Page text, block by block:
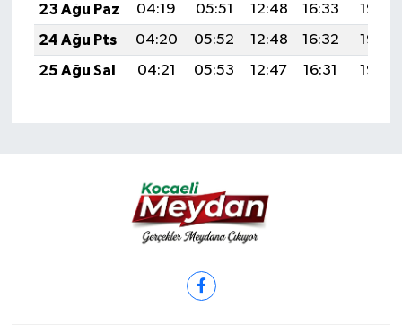
23 Ağu Paz
04:19 05:51 12:48 16:33
19:35
24 Ağu Pts
04:20 05:52 12:48 16:32
19:33
25 Ağu Sal
04:21 05:53 12:47 16:31 19:32